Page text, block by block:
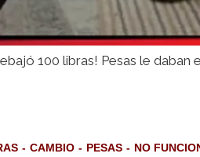
100 libras! Pesas le
CAMBIO PESAS NO